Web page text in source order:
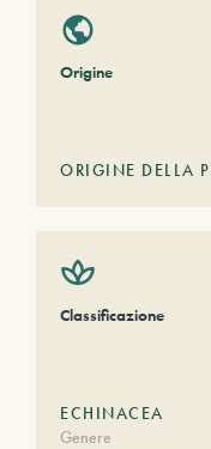
Origine
ORIGINE DELLA
Classificazione
ECHINACEA
Genere